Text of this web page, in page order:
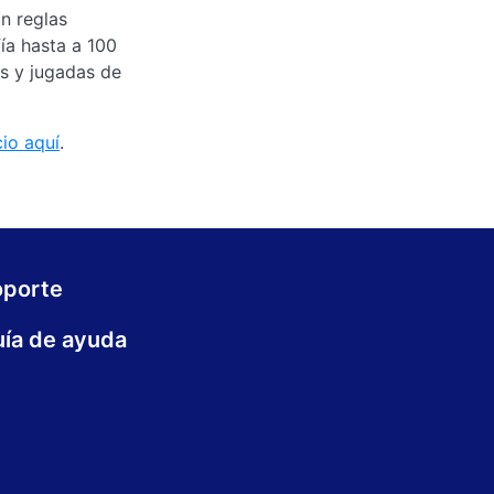
reglas
hasta a 100
y jugadas de
aquí.
de ayuda